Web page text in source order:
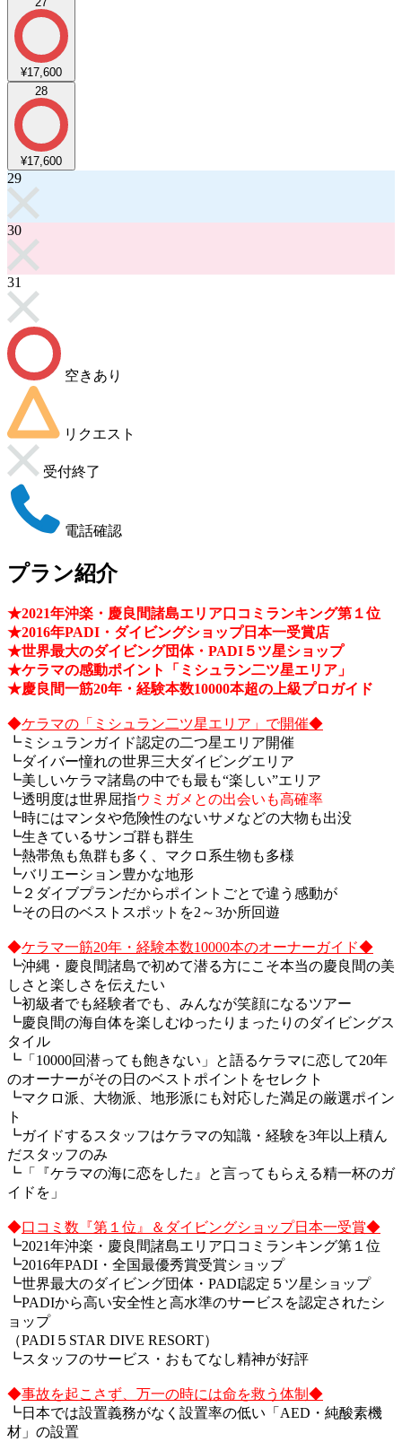
¥17,600
28
¥17,600
29
30
31
空きあり
リクエスト
受付終了
電話確認
プラン紹介
★2021年沖楽・慶良間諸島エリア口コミランキング第１位
★2016年PADI・ダイビングショップ日本一受賞店
★世界最大のダイビング団体・PADI５ツ星ショップ
★ケラマの感動ポイント「ミシュラン二ツ星エリア」
★慶良間一筋20年・経験本数10000本超の上級プロガイド
◆ケラマの「ミシュラン二ツ星エリア」で開催◆
┗ミシュランガイド認定の二つ星エリア開催
┗ダイバー憧れの世界三大ダイビングエリア
┗美しいケラマ諸島の中でも最も“楽しい”エリア
┗透明度は世界屈指ウミガメとの出会いも高確率
┗時にはマンタや危険性のないサメなどの大物も出没
┗生きているサンゴ群も群生
┗熱帯魚も魚群も多く、マクロ系生物も多様
┗バリエーション豊かな地形
┗２ダイブプランだからポイントごとで違う感動が
┗その日のベストスポットを2～3か所回遊
◆ケラマ一筋20年・経験本数10000本のオーナーガイド◆
┗沖縄・慶良間諸島で初めて潜る方にこそ本当の慶良間の美
しさと楽しさを伝えたい
┗初級者でも経験者でも、みんなが笑顔になるツアー
┗慶良間の海自体を楽しむゆったりまったりのダイビングス
タイル
┗「10000回潜っても飽きない」と語るケラマに恋して20年
のオーナーがその日のベストポイントをセレクト
┗マクロ派、大物派、地形派にも対応した満足の厳選ポイン
ト
┗ガイドするスタッフはケラマの知識・経験を3年以上積ん
だスタッフのみ
┗「『ケラマの海に恋をした』と言ってもらえる精一杯のガ
イドを」
◆口コミ数『第１位』＆ダイビングショップ日本一受賞◆
┗2021年沖楽・慶良間諸島エリア口コミランキング第１位
┗2016年PADI・全国最優秀賞受賞ショップ
┗世界最大のダイビング団体・PADI認定５ツ星ショップ
┗PADIから高い安全性と高水準のサービスを認定されたシ
ョップ
（PADI５STAR DIVE RESORT）
┗スタッフのサービス・おもてなし精神が好評
◆事故を起こさず、万一の時には命を救う体制◆
┗日本では設置義務がなく設置率の低い「AED・純酸素機
材」の設置